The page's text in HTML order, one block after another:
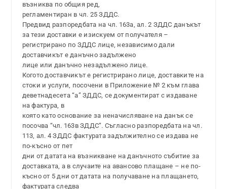
възниква по общия ред,
регламентиран в чл. 25 ЗДДС.
Предвид разпоредбата на чл. 163а, ал. 2 ЗДДС данъкът
за тези доставки е изискуем от получателя –
регистрирано по ЗДДС лице, независимо дали
доставчикът е данъчно задължено
лице или данъчно незадължено лице.
Когото доставчикът е регистрирано лице, доставките на
стоки и услуги, посочени в Приложение № 2 към глава
деветнадесета “а” ЗДДС, се документират с издаване
на фактура, в
която като основание за неначисляване на данък се
посочва “чл. 163в ЗДДС”. Съгласно разпоредбата на чл.
113, ал. 4 ЗДДС фактурата задължително се издава не
по-късно от пет
дни от датата на възникване на данъчното събитие за
доставката, а в случаите на авансово плащане – не по-
късно от 5 дни от датата на получаване на плащането,
фактурата следва